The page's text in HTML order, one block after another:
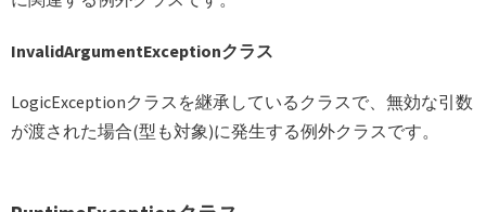
InvalidArgumentExceptionクラス
LogicExceptionクラスを継承しているクラスで、無効な引数
が渡された場合(型も対象)に発生する例外クラスです。